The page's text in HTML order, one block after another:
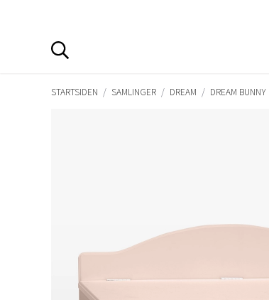
STARTSIDEN / SAMLINGER / DREAM / DREAM BUNNY